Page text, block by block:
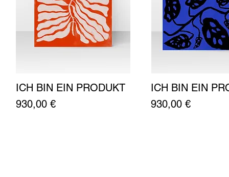
Schnellansicht
ICH BIN EIN PRODUKT
Preis
930,00 €
ICH BIN EIN
Preis
930,00 €